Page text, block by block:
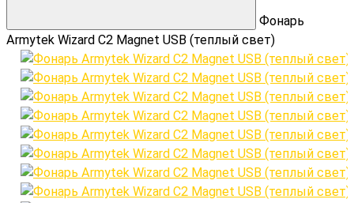
Фонарь
Armytek Wizard C2 Magnet USB (теплый свет)